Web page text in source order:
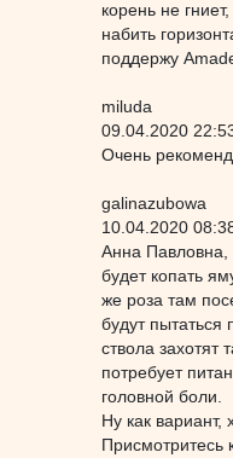
корень не
набить
поддержу
miluda
09.04.2020
Очень
galinazubowa
10.04.2020
Анна Павловна,
будет копать
же роза там
будут
ствола захотят
потребует
головной боли.
Ну как вариант,
Присмотритесь